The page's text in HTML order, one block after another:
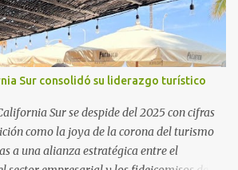
Sur consolidó su liderazgo turístico
Sur se despide del 2025 con cifras
como la joya de la corona del turismo
a una alianza estratégica entre el